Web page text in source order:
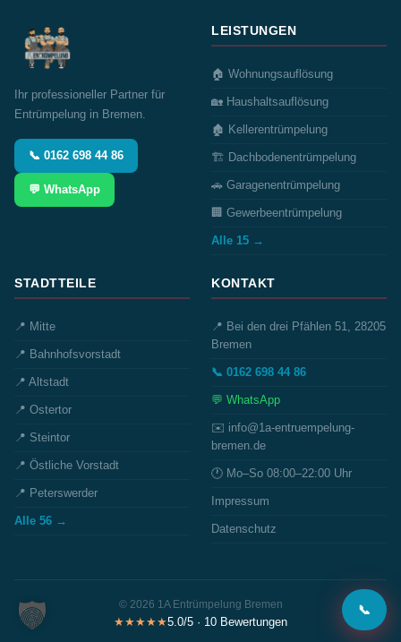
Ihr professioneller Partner für
Entrümpelung in Bremen.
📞 0162 698 44 86
💬 WhatsApp
LEISTUNGEN
🏠 Wohnungsauflösung
🏡 Haushaltsauflösung
🏚️ Kellerentrümpelung
🏗️ Dachbodenentrümpelung
🚗 Garagenentrümpelung
🏢 Gewerbeentrümpelung
Alle 15 →
STADTTEILE
📍 Mitte
📍 Bahnhofsvorstadt
📍 Altstadt
📍 Ostertor
📍 Steintor
📍 Östliche Vorstadt
📍 Peterswerder
Alle 56 →
KONTAKT
📍 Bei den drei Pfählen 51, 28205
Bremen
📞 0162 698 44 86
💬 WhatsApp
✉️ info@1a-entruempelung-
bremen.de
🕐 Mo–So 08:00–22:00 Uhr
Impressum
Datenschutz
© 2026 1A Entrümpelung Bremen
★★★★★5.0/5 · 10 Bewertungen
📞